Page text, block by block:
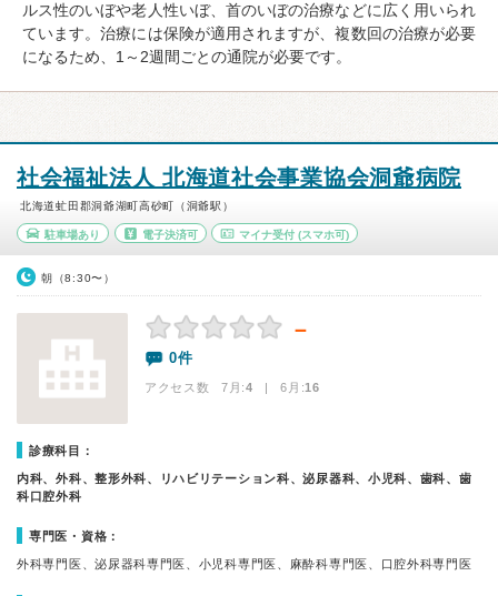
ルス性のいぼや老人性いぼ、首のいぼの治療などに広く用いられ
ています。治療には保険が適用されますが、複数回の治療が必要
になるため、1～2週間ごとの通院が必要です。
社会福祉法人 北海道社会事業協会洞爺病院
北海道虻田郡洞爺湖町高砂町（洞爺駅）
駐車場あり 電子決済可 マイナ受付 (スマホ可)
朝（8:30〜）
－
0件
アクセス数 7月:4 | 6月:16
診療科目：
内科、外科、整形外科、リハビリテーション科、泌尿器科、小児科、歯科、歯
科口腔外科
専門医・資格：
外科専門医、泌尿器科専門医、小児科専門医、麻酔科専門医、口腔外科専門医